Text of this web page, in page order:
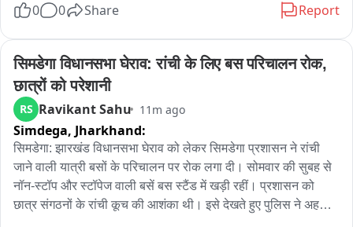
भोपाल जिले के सभी सरकारी, निजी और अनुदान प्राप्त स्कूलों पर आदेश
लागू
कलेक्टर के निर्देश पर जिला शिक्षा अधिकारी ने जारी किया अवकाश का
आदेश
बारिश से बढ़ी लोगों की परेशानी
स्कूलों में अवकाश, लेकिन शिक्षक-कर्मचारियों को समय पर स्कूल पहुंचना
होगा सुनिश्चित
0 0 Share Report
सिमडेगा विधानसभा घेराव: रांची के लिए बस परिचालन रोक,
छात्रों को परेशानी
RS Ravikant Sahu 11m ago
Simdega, Jharkhand:
सिमडेगा: झारखंड विधानसभा घेराव को लेकर सिमडेगा प्रशासन ने रांची
जाने वाली यात्री बसों के परिचालन पर रोक लगा दी। सोमवार की सुबह से
नॉन-स्टॉप और स्टॉपेज वाली बसें बस स्टैंड में खड़ी रहीं। प्रशासन को
छात्र संगठनों के रांची कूच की आशंका थी। इसे देखते हुए पुलिस ने अहले